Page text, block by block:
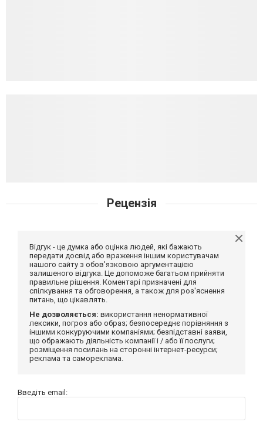
Рецензія
Відгук - це думка або оцінка людей, які бажають
передати досвід або враження іншим користувачам
нашого сайту з обов'язковою аргументацією
залишеного відгука. Це допоможе багатьом прийняти
правильне рішення. Коментарі призначені для
спілкування та обговорення, а також для роз'яснення
питань, що цікавлять.
Не дозволяється: використання ненормативної
лексики, погроз або образ; безпосереднє порівняння з
іншими конкуруючими компаніями; безпідставні заяви,
що ображають діяльність компанії і / або її послуги;
розміщення посилань на сторонні інтернет-ресурси;
реклама та самореклама.
Введіть email: